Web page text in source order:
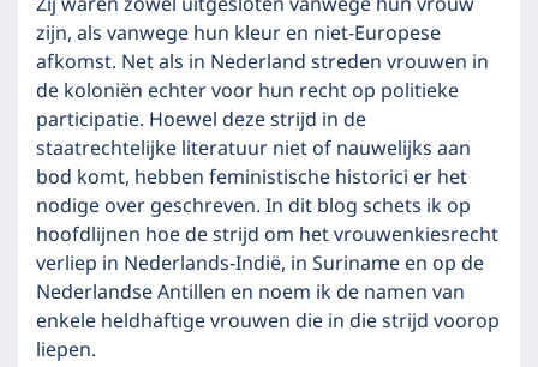
zijn, als vanwege hun kleur en niet-Europese
afkomst. Net als in Nederland streden vrouwen in
de koloniën echter voor hun recht op politieke
participatie. Hoewel deze strijd in de
staatrechtelijke literatuur niet of nauwelijks aan
bod komt, hebben feministische historici er het
nodige over geschreven. In dit blog schets ik op
hoofdlijnen hoe de strijd om het vrouwenkiesrecht
verliep in Nederlands-Indië, in Suriname en op de
Nederlandse Antillen en noem ik de namen van
enkele heldhaftige vrouwen die in die strijd voorop
liepen.